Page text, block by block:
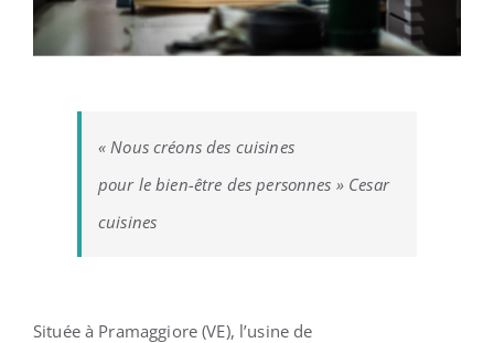
« Nous créons des cuisines
pour le bien-être des personnes » Cesar
cuisines
Située à Pramaggiore (VE), l’usine de